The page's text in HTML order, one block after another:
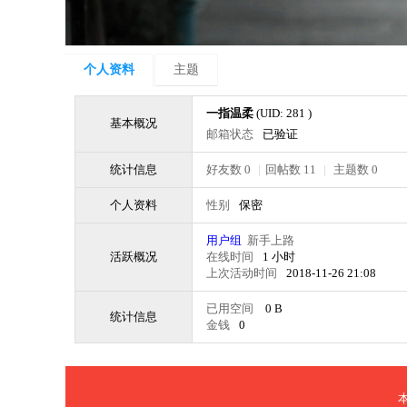
个人资料 主题
基本概况
一指温柔 (UID: 281 )
邮箱状态
已验证
统计信息 好友数 0 | 回帖数 11 | 主题数 0
个人资料 性别 保密
活跃概况
用户组 新手上路
在线时间
1 小时
上次活动时间
2018-11-26 21:08
统计信息
已用空间
0 B
金钱
0